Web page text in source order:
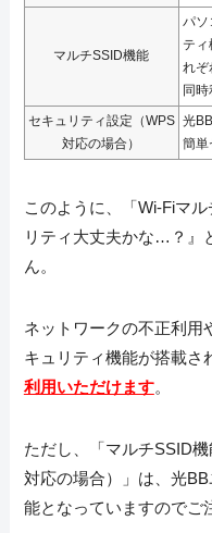
マルチSSID機能
パソ
テ
れぞ
同時
セキュリティ設定（WPS
対応の場合）
光
簡単
このように、「Wi-Fiマ
リティ大丈夫かな…？』
ん。
ネットワークの不正利用
キュリティ機能が搭載さ
利用いただけます。
ただし、「マルチSSID
対応の場合）」は、光
能となっていますのでご